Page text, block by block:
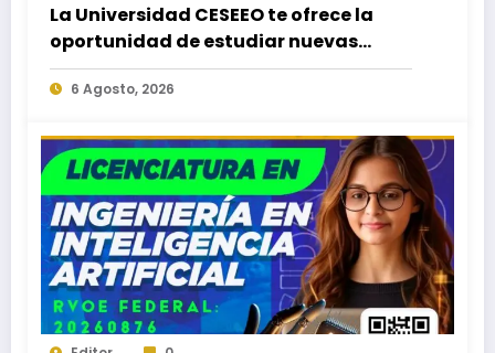
La Universidad CESEEO te ofrece la
oportunidad de estudiar nuevas
Licenciaturas en los Campus Oaxaca,
Puerto Escondido, Ixtepec y en la
6 Agosto, 2026